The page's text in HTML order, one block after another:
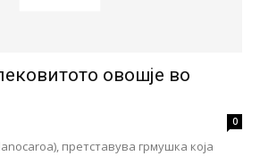
овошје во
0
претставува грмушка која